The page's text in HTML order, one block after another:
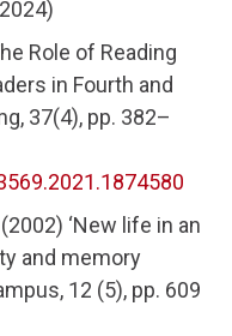
Role of Reading
in Fourth and
37(4), pp. 382–
‘New life in an
and memory
12 (5), pp. 609